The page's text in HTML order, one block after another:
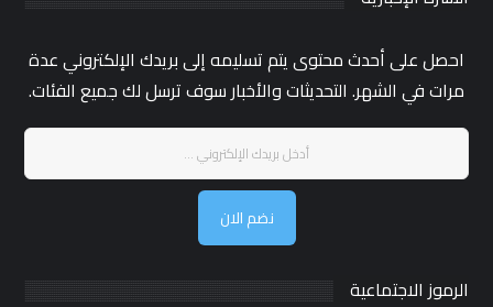
احصل على أحدث محتوى يتم تسليمه إلى بريدك الإلكتروني عدة
مرات في الشهر. التحديثات والأخبار سوف ترسل لك جميع الفئات.
نضم الان
الرموز الاجتماعية